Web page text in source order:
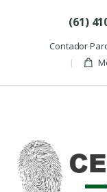
(61)
Contador